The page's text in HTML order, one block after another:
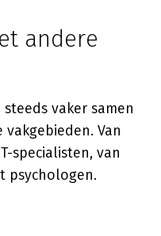
andere
vaker samen
Van
specialisten, van
psychologen.